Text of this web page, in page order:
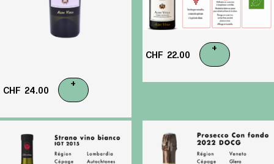
CHF 24.00
+
CHF 22.00
+